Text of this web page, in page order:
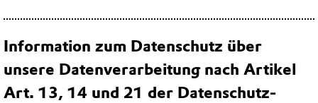
Information zum Datenschutz über
unsere Datenverarbeitung nach Artikel
Art. 13, 14 und 21 der Datenschutz-